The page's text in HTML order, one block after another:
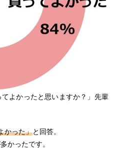
てよかったと思いますか？」先輩
かった」と回答。
かったです。